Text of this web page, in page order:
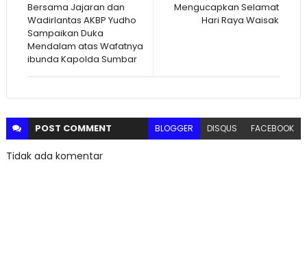
Mengucapkan Selamat
Hari Raya Waisak
Bersama Jajaran dan
Wadirlantas AKBP Yudho
Sampaikan Duka
Mendalam atas Wafatnya
ibunda Kapolda Sumbar
POST COMMENT BLOGGER DISQUS FACEBOOK
Tidak ada komentar